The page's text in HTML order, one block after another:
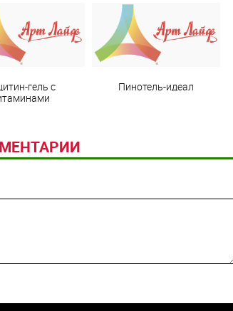
гель с
Пинотель-идеал